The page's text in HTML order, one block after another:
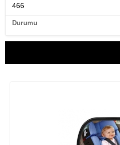
466
Durumu